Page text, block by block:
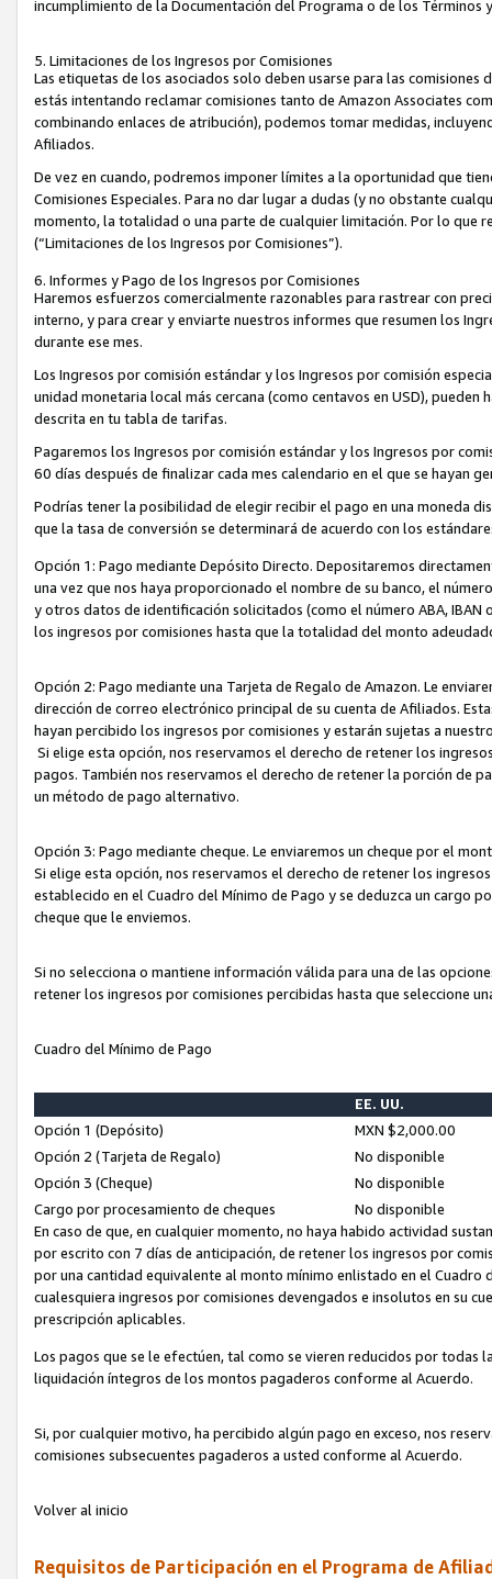
incumplimiento de la Documentación del Programa o de los Términos
5. Limitaciones de los Ingresos por Comisiones
Las etiquetas de los asociados solo deben usarse para las
estás intentando reclamar comisiones tanto de Amazon Associates
combinando enlaces de atribución), podemos tomar medidas,
Afiliados.
De vez en cuando, podremos imponer límites a la oportunidad que
Comisiones Especiales. Para no dar lugar a dudas (y no obstante
momento, la totalidad o una parte de cualquier limitación. Por lo que
(“Limitaciones de los Ingresos por Comisiones”).
6. Informes y Pago de los Ingresos por Comisiones
Haremos esfuerzos comercialmente razonables para rastrear con
interno, y para crear y enviarte nuestros informes que resumen los
durante ese mes.
Los Ingresos por comisión estándar y los Ingresos por comisión
unidad monetaria local más cercana (como centavos en USD),
descrita en tu tabla de tarifas.
Pagaremos los Ingresos por comisión estándar y los Ingresos por
60 días después de finalizar cada mes calendario en el que se hayan
Podrías tener la posibilidad de elegir recibir el pago en una moneda
que la tasa de conversión se determinará de acuerdo con los
Opción 1: Pago mediante Depósito Directo. Depositaremos
una vez que nos haya proporcionado el nombre de su banco, el
y otros datos de identificación solicitados (como el número ABA,
los ingresos por comisiones hasta que la totalidad del monto
Opción 2: Pago mediante una Tarjeta de Regalo de Amazon. Le
dirección de correo electrónico principal de su cuenta de Afiliados.
hayan percibido los ingresos por comisiones y estarán sujetas a
Si elige esta opción, nos reservamos el derecho de retener los
pagos. También nos reservamos el derecho de retener la porción de
un método de pago alternativo.
Opción 3: Pago mediante cheque. Le enviaremos un cheque por el
Si elige esta opción, nos reservamos el derecho de retener los
establecido en el Cuadro del Mínimo de Pago y se deduzca un cargo
cheque que le enviemos.
Si no selecciona o mantiene información válida para una de las
retener los ingresos por comisiones percibidas hasta que seleccione
Cuadro del Mínimo de Pago
EE. UU.
Opción 1 (Depósito)
MXN $2,000.00
Opción 2 (Tarjeta de Regalo)
No disponible
Opción 3 (Cheque)
No disponible
Cargo por procesamiento de cheques
No disponible
En caso de que, en cualquier momento, no haya habido actividad
por escrito con 7 días de anticipación, de retener los ingresos por
por una cantidad equivalente al monto mínimo enlistado en el
cualesquiera ingresos por comisiones devengados e insolutos en su
prescripción aplicables.
Los pagos que se le efectúen, tal como se vieren reducidos por todas
liquidación íntegros de los montos pagaderos conforme al Acuerdo.
Si, por cualquier motivo, ha percibido algún pago en exceso, nos
comisiones subsecuentes pagaderos a usted conforme al Acuerdo.
Volver al inicio
Requisitos de Participación en el Programa de